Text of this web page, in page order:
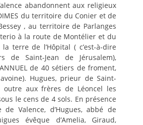
abandonnent aux religieux
du territoire du Conier et de
, au territoire de Parlanges
à la route de Montélier et du
terre de l’Hôpital ( c’est-à-dire
de Saint-Jean de Jérusalem),
ANNUEL de 40 sétiers de froment,
Hugues, prieur de Saint-
outre aux frères de Léoncel les
le cens de 4 sols. En présence
de Valence, d’Hugues, abbé de
évêque d’Amelia, Giraud,